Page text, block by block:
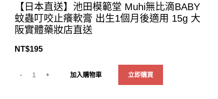
【日本直送】池田模範堂 Muhi無比滴BABY
蚊蟲叮咬止癢軟膏 出生1個月後適用 15g 大
阪實體藥妝店直送
NT$195
加入購物車 立即購買